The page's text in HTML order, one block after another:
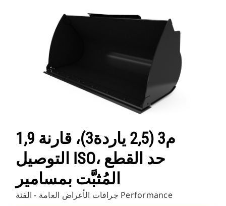
1,9 م3 (2,5 ياردة3)، قارنة
التوصيل ISO، حد القطع
المُثبَّت بمسامير
جرافات الأغراض العامة - الفئة Performance